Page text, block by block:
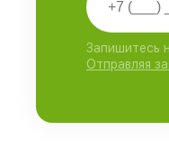
Запишитесь
Отправляя